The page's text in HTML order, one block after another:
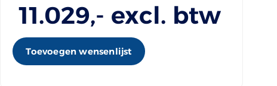
11.029,- excl. btw
Toevoegen wensenlijst